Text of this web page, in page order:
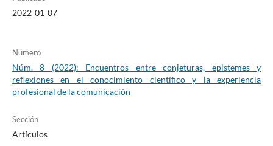
es su incongruencia. Diario Gestión.
Del Vasto, M. (2020). Publicidad en plataformas y estrategias
digitales alternativas al COVID 19. FAECO SAPIENS, 28-43.
http://portal.amelica.org/ameli/jatsRepo/221/2211951002/html/i
ndex.html
Donthu, N. y Gustafsson, A. (2020). Effects of COVID-19 on
business and research. Journal of business research, 117, 284–
2022-01-07
Número
Núm. 8 (2022): Encuentros entre conjeturas, epistemes y
reflexiones en el conocimiento científico y la experiencia
profesional de la comunicación
Sección
Artículos